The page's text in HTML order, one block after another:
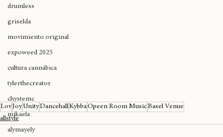
westsidegunn
drumless
movimiento original
expoweed 2025
cultura cannábica
tylerthecreator
chystemc
mikaela
LovJoyUnity
allstyle